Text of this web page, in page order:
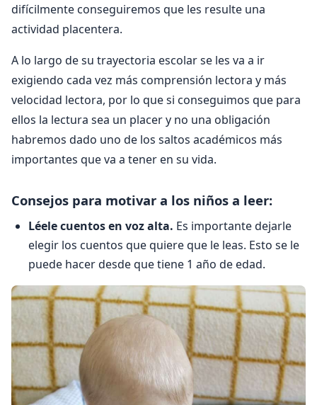
difícilmente conseguiremos que les resulte una
actividad placentera.
A lo largo de su trayectoria escolar se les va a ir
exigiendo cada vez más comprensión lectora y más
velocidad lectora, por lo que si conseguimos que para
ellos la lectura sea un placer y no una obligación
habremos dado uno de los saltos académicos más
importantes que va a tener en su vida.
Consejos para motivar a los niños a leer:
Léele cuentos en voz alta. Es importante dejarle
elegir los cuentos que quiere que le leas. Esto se le
puede hacer desde que tiene 1 año de edad.